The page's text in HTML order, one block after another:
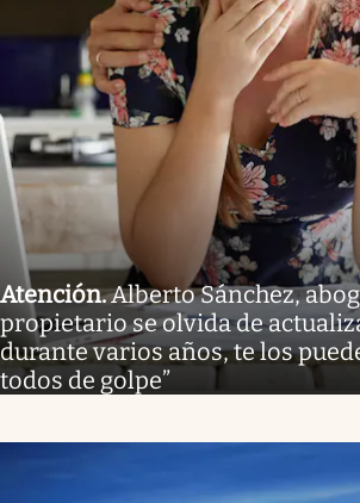
Atención.Alberto Sánchez,
propietario se olvida de
durante varios años, te los
todos de golpe”